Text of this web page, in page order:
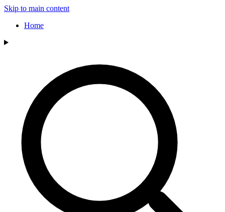
Skip to main content
Home